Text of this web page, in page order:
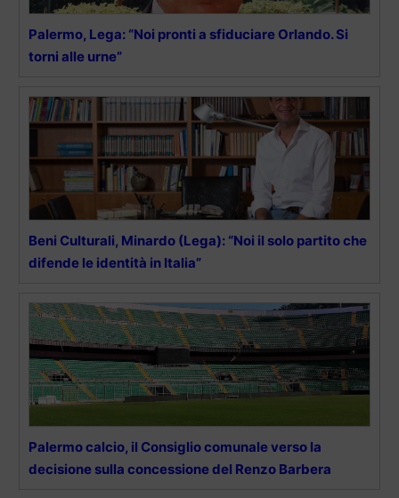
Palermo, Lega: “Noi pronti a sfiduciare Orlando. Si
torni alle urne”
Beni Culturali, Minardo (Lega): “Noi il solo partito che
difende le identità in Italia”
Palermo calcio, il Consiglio comunale verso la
decisione sulla concessione del Renzo Barbera